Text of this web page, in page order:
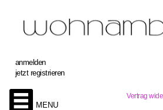
Vertrag
anmelden
jetzt registrieren
MENU